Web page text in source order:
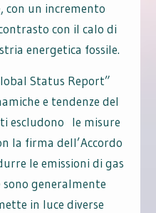
con un incremento
con il calo di
energetica fossile.
Status Report”
e tendenze del
escludono le misure
la firma dell’Accordo
le emissioni di gas
sono generalmente
in luce diverse